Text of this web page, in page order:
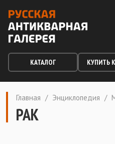
КАТАЛОГ КУПИТЬ
Главная / Энциклопедия /
РАК